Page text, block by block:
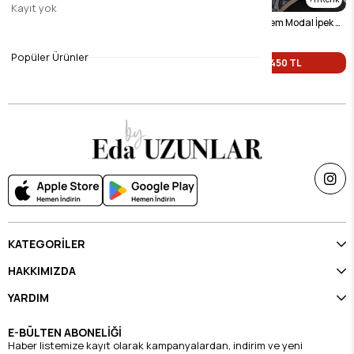
Tek Fiyat 450 TL
Vizon Nazende Bohem Modal İpek Şal
Tek Fiyat 450 TL
KATEGORİLER
HAKKIMIZDA
YARDIM
E-BÜLTEN ABONELİĞİ
Haber listemize kayıt olarak kampanyalardan, indirim ve yeni
Kayıt yok
Popüler Ürünler